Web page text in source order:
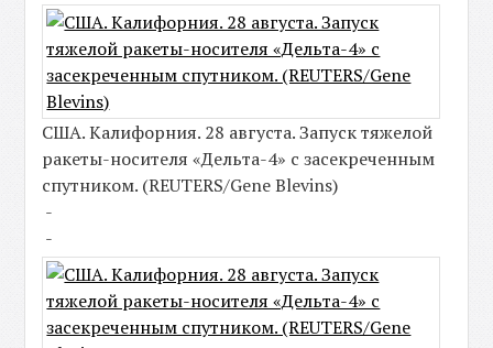
США. Калифорния. 28 августа. Запуск тяжелой
ракеты-носителя «Дельта-4» с засекреченным
спутником. (REUTERS/Gene Blevins)
-
-